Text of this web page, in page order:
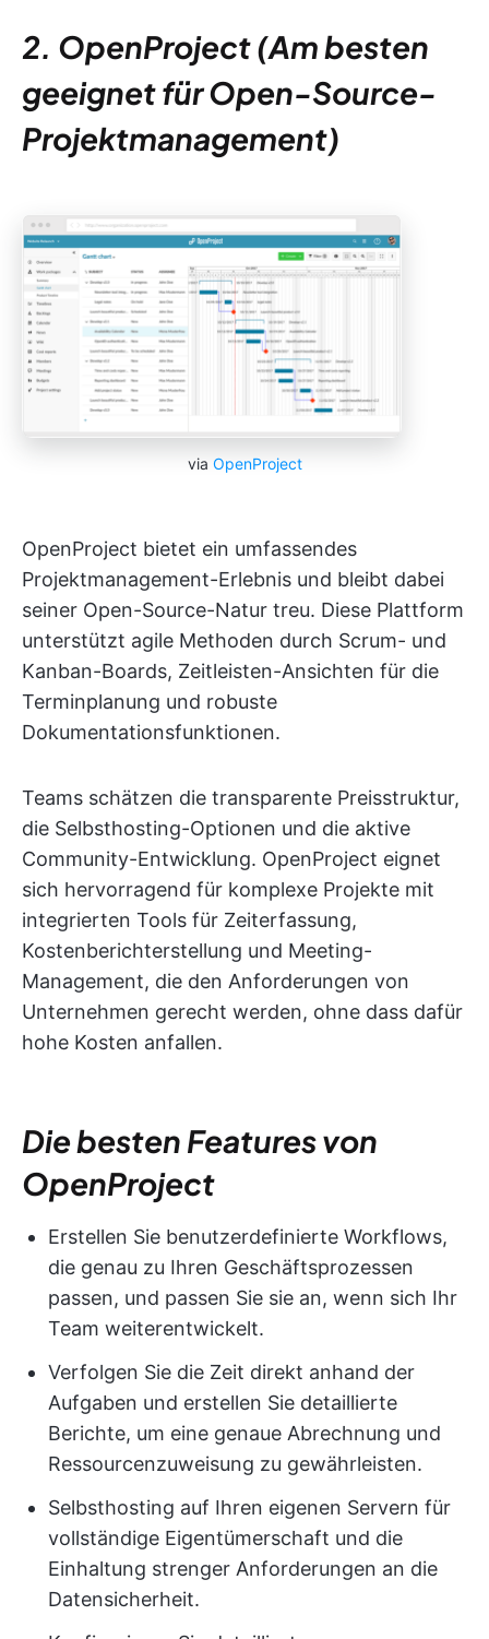
2. OpenProject (Am besten
geeignet für Open-Source-
Projektmanagement)
via OpenProject
OpenProject bietet ein umfassendes
Projektmanagement-Erlebnis und bleibt dabei
seiner Open-Source-Natur treu. Diese Plattform
unterstützt agile Methoden durch Scrum- und
Kanban-Boards, Zeitleisten-Ansichten für die
Terminplanung und robuste
Dokumentationsfunktionen.
Teams schätzen die transparente Preisstruktur,
die Selbsthosting-Optionen und die aktive
Community-Entwicklung. OpenProject eignet
sich hervorragend für komplexe Projekte mit
integrierten Tools für Zeiterfassung,
Kostenberichterstellung und Meeting-
Management, die den Anforderungen von
Unternehmen gerecht werden, ohne dass dafür
hohe Kosten anfallen.
Die besten Features von
OpenProject
Erstellen Sie benutzerdefinierte Workflows,
die genau zu Ihren Geschäftsprozessen
passen, und passen Sie sie an, wenn sich Ihr
Team weiterentwickelt.
Verfolgen Sie die Zeit direkt anhand der
Aufgaben und erstellen Sie detaillierte
Berichte, um eine genaue Abrechnung und
Ressourcenzuweisung zu gewährleisten.
Selbsthosting auf Ihren eigenen Servern für
vollständige Eigentümerschaft und die
Einhaltung strenger Anforderungen an die
Datensicherheit.